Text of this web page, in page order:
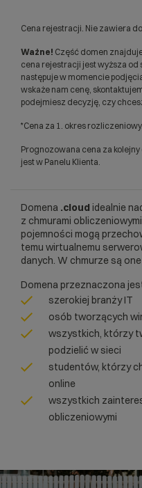
Cena rejestracji. Nie zawiera
Ważne! Część domen
cena rejestracji jest wyższa
następuje w momencie
wskaże nam cenę,
podejmiesz decyzję, czy
*Cena za 1. okres rozliczeniowy.
Prognozowana cena za
jest w Panelu Klienta.
Domena .cloud idealnie
z chmurami
pojemności mogą
temu wirtualnemu
danych. W chmurze są
Domena przeznaczona
szerokiej branży IT
osób tworzących
wszystkich, którzy
podzielić w sieci
studentów, którzy
online
wszystkich
obliczeniowymi